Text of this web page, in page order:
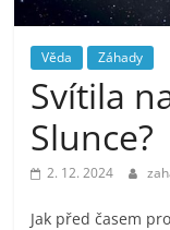
Věda Záhady
Svítila
Slunce?
2. 12. 2024
Jak před časem